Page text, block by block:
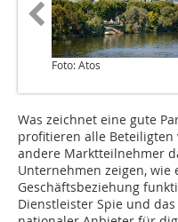
Foto: Atos
Was zeichnet eine gute
profitieren alle Beteiligten
andere Marktteilnehmer
Unternehmen zeigen, wie
Geschäftsbeziehung
Dienstleister Spie und